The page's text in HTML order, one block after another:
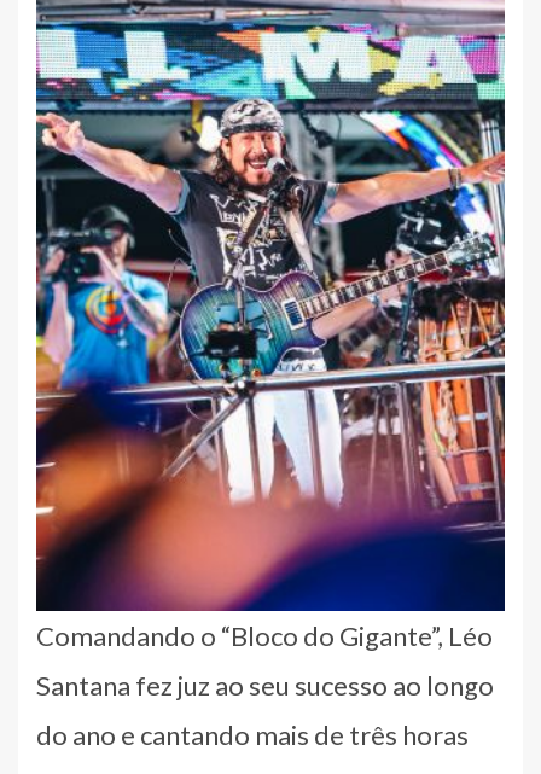
Comandando o “Bloco do Gigante”, Léo
Santana fez juz ao seu sucesso ao longo
do ano e cantando mais de três horas